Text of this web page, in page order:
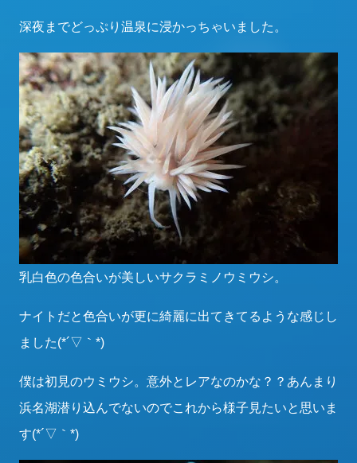
深夜までどっぷり温泉に浸かっちゃいました。
乳白色の色合いが美しいサクラミノウミウシ。
ナイトだと色合いが更に綺麗に出てきてるような感じし
ました(*´▽｀*)
僕は初見のウミウシ。意外とレアなのかな？？あんまり
浜名湖潜り込んでないのでこれから様子見たいと思いま
す(*´▽｀*)